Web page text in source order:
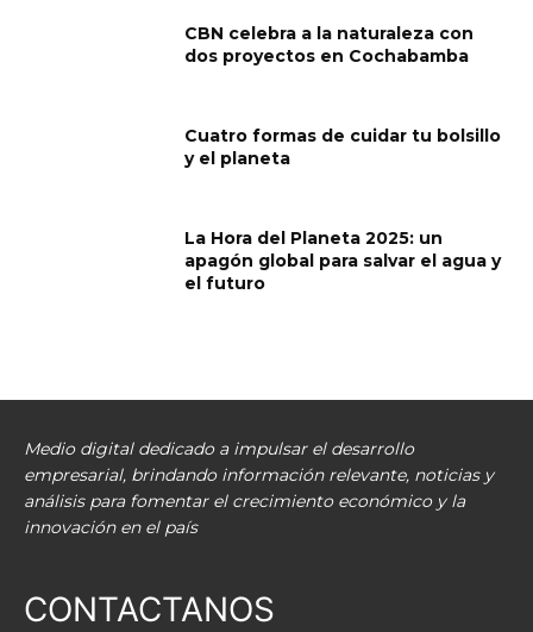
CBN celebra a la naturaleza con
dos proyectos en Cochabamba
Cuatro formas de cuidar tu bolsillo
y el planeta
La Hora del Planeta 2025: un
apagón global para salvar el agua y
el futuro
Medio digital dedicado a impulsar el desarrollo
empresarial, brindando información relevante, noticias y
análisis para fomentar el crecimiento económico y la
innovación en el país
CONTACTANOS